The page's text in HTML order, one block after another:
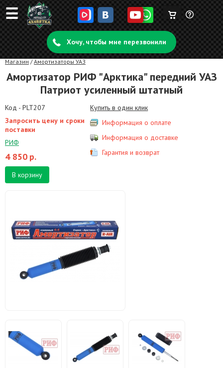
☰ Задать
вопрос
Корзина
пуста
Хочу, чтобы мне перезвонили
Магазин /Амортизаторы УАЗ
Амортизатор РИФ "Арктика" передний УАЗ
Патриот усиленный штатный
Код - PLT207
Запросить цену и сроки
поставки
РИФ
4 850 р.
В корзину
Купить в один клик
Информация о оплате
Информация о доставке
Гарантия и возврат